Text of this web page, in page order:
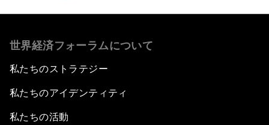
世界経済フォーラムについて
私たちのストラテジー
私たちのアイデンティティ
私たちの活動